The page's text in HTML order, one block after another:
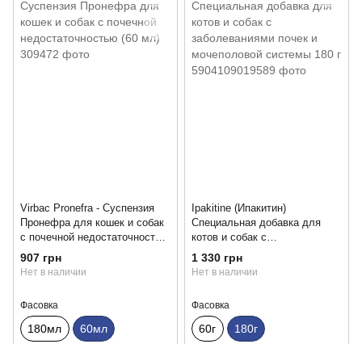
Virbac Pronefra - Суспензия
Пронефра для кошек и собак
с почечной недостаточностью
(60 мл)
907 грн
Нет в наличии
Фасовка
180мл 60мл
Ipakitine (Ипакитин)
Специальная добавка для
котов и собак с
заболеваниями почек и
мочеполовой системы 180 г
1 330 грн
Нет в наличии
Фасовка
60г 180г